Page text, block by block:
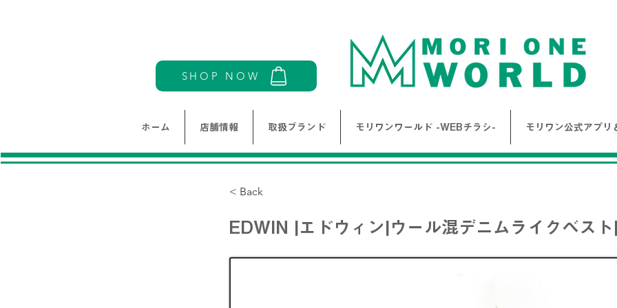
SHOP NOW
ホーム 店舗情報 取扱ブランド モリワンワールド -WEBチラシ- モリワン公式アプリ
< Back
EDWIN |エドウィン|ウール混デニムライクベス